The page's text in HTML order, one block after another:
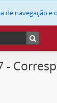
de navegação
-